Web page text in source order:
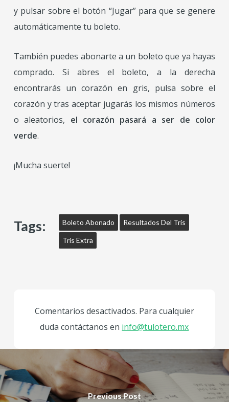
y pulsar sobre el botón “Jugar” para que se genere
automáticamente tu boleto.
También puedes abonarte a un boleto que ya hayas
comprado. Si abres el boleto, a la derecha
encontrarás un corazón en gris, pulsa sobre el
corazón y tras aceptar jugarás los mismos números
o aleatorios, el corazón pasará a ser de color
verde.
¡Mucha suerte!
Tags: Boleto Abonado Resultados Del Tris
Tris Extra
Comentarios desactivados. Para cualquier
duda contáctanos en info@tulotero.mx
Previous Post